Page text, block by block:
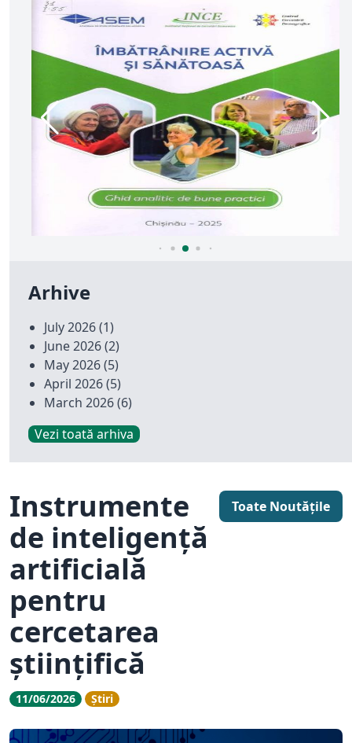
Arhive
July 2026(1)
June 2026(2)
May 2026(5)
April 2026(5)
March 2026(6)
Vezi toată arhiva
Instrumente
de inteligență
artificială
pentru
cercetarea
științifică
Toate Noutățile
11/06/2026 Știri